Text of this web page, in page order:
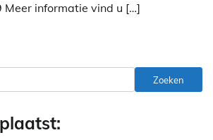
informatie vind u […]
Zoeken